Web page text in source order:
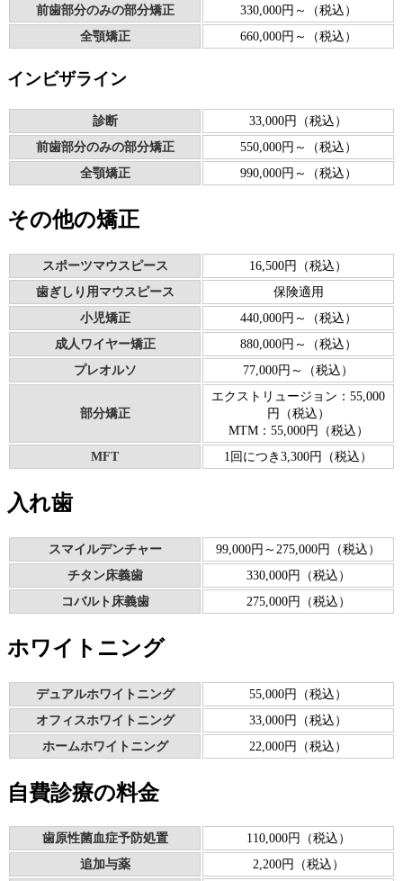
前歯部分のみの部分矯正
330,000円～（税込）
全顎矯正
660,000円～（税込）
インビザライン
診断
33,000円（税込）
前歯部分のみの部分矯正
550,000円～（税込）
全顎矯正
990,000円～（税込）
その他の矯正
スポーツマウスピース
16,500円（税込）
歯ぎしり用マウスピース
保険適用
小児矯正
440,000円～（税込）
成人ワイヤー矯正
880,000円～（税込）
プレオルソ
77,000円～（税込）
部分矯正
エクストリュージョン：55,000
円（税込）
MTM：55,000円（税込）
MFT
1回につき3,300円（税込）
入れ歯
スマイルデンチャー
99,000円～275,000円（税込）
チタン床義歯
330,000円（税込）
コバルト床義歯
275,000円（税込）
ホワイトニング
デュアルホワイトニング
55,000円（税込）
オフィスホワイトニング
33,000円（税込）
ホームホワイトニング
22,000円（税込）
自費診療の料金
歯原性菌血症予防処置
110,000円（税込）
追加与薬
2,200円（税込）